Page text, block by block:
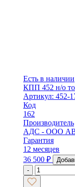
Есть в наличии
КПП 452 н/о
Артикул: 452-
Код
162
Производитель
АДС - ООО
Гарантия
12 месяцев
36 500 ₽
-